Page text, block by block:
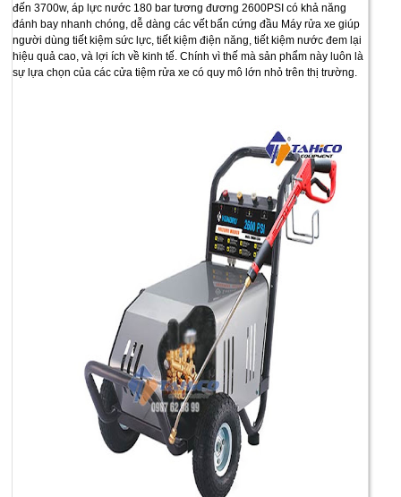
đến 3700w, áp lực nước 180 bar tương đương 2600PSI có khả năng
đánh bay nhanh chóng, dễ dàng các vết bẩn cứng đầu Máy rửa xe giúp
người dùng tiết kiệm sức lực, tiết kiệm điện năng, tiết kiệm nước đem lại
hiệu quả cao, và lợi ích về kinh tế. Chính vì thế mà sản phẩm này luôn là
sự lựa chọn của các cửa tiệm rửa xe có quy mô lớn nhỏ trên thị trường.